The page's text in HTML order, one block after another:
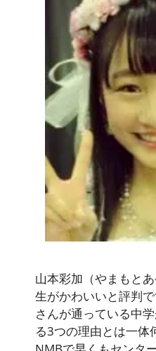
山本彩加（やまもと
生がかわいいと評判
さんが通っている中
る3つの理由とは一